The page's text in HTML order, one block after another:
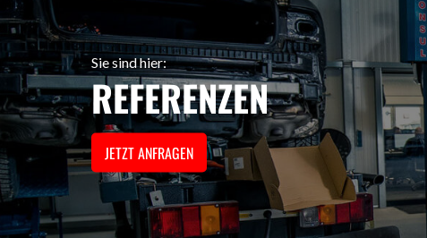
Sie sind hier:
REFERENZEN
JETZT ANFRAGEN